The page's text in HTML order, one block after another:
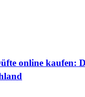
online kaufen: